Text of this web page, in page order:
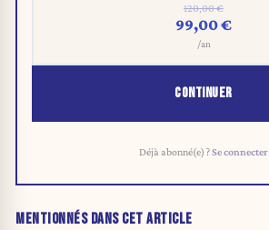
120,00 €
99,00 €
/an
CONTINUER
Déjà abonné(e) ?Se connecter
MENTIONNÉS DANS CET ARTICLE